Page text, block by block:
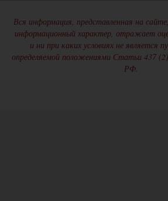
Вся информация, представленная на
информационный характер, отражает
и ни при каких условиях не является
определяемой положениями Статьи 437
РФ.